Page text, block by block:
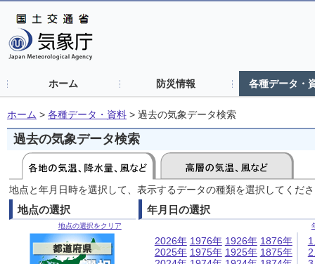
ホーム 防災情報 各種データ・
ホーム > 各種データ・資料 > 過去の気象データ検索
過去の気象データ検索
地点と年月日時を選択して、表示するデータの種類を選択してくだ
地点の選択
地点の選択をクリア
年月日の選択
2026年
2025年
1976年
1975年
1926年
1925年
1876年
1875年